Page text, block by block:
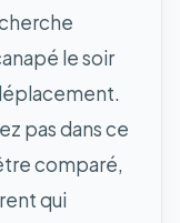
le soir
pas dans ce
comparé,
qui